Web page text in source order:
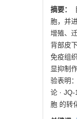
摘要：
胞，并
增殖、
背部皮
免疫组
显抑制
验表明
论 ·
胞 的转